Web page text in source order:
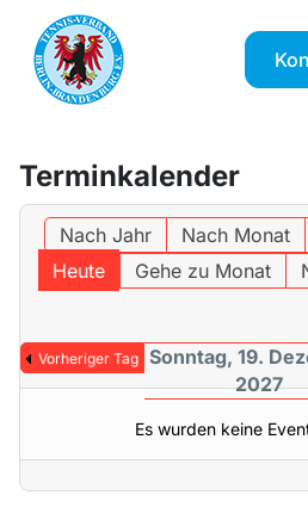
Terminkalender
Nach Jahr Nach Monat
Heute
Gehe zu Monat
Vorheriger Tag
Sonntag, 19.
2027
Es wurden keine